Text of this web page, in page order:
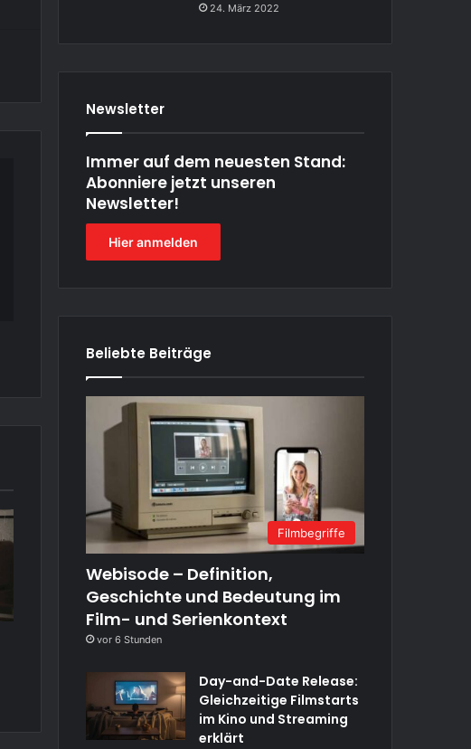
24. März 2022
Newsletter
Immer auf dem neuesten Stand:
Abonniere jetzt unseren
Newsletter!
Hier anmelden
Beliebte Beiträge
Filmbegriffe
Webisode – Definition,
Geschichte und Bedeutung im
Film- und Serienkontext
vor 6 Stunden
Day-and-Date Release:
Gleichzeitige Filmstarts
im Kino und Streaming
erklärt